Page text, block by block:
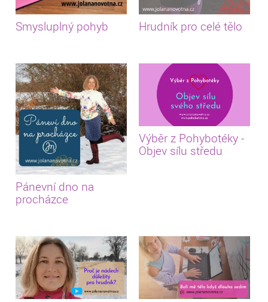
Smysluplný pohyb Hrudník pro celé tělo
Pánevní dno na
procházce
Výběr z Pohybotéky -
Objev sílu středu